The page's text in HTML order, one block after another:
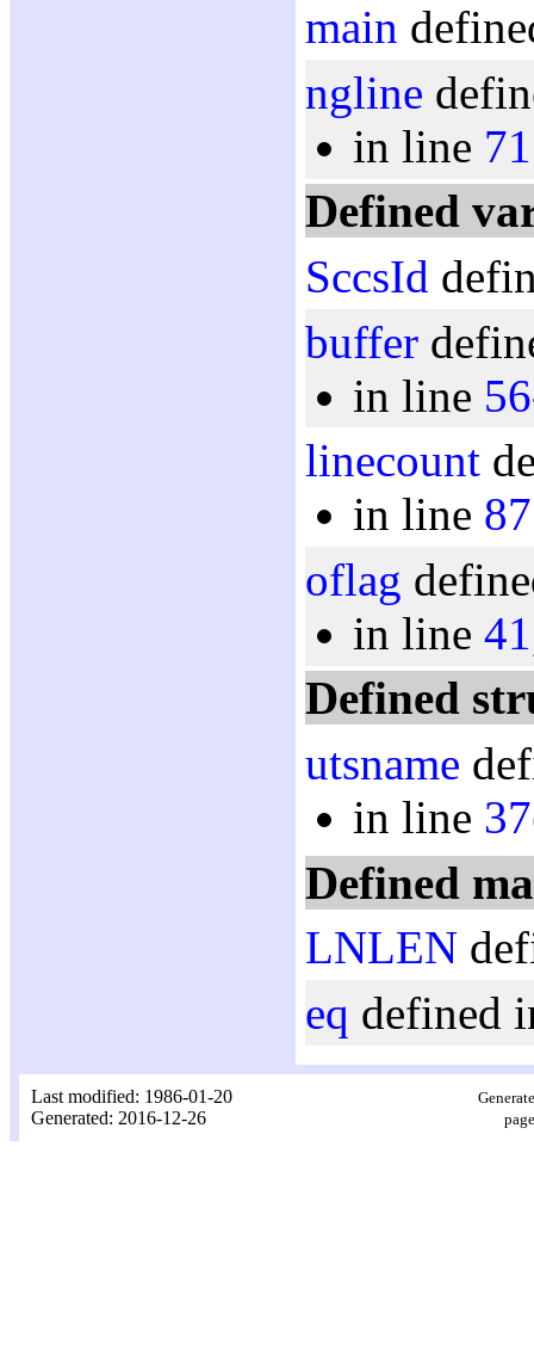
main
ngline
in line 71
Defined
SccsId
buffer
in line 56
linecount
in line 87
oflag
in line 41
Defined
utsname
in line 37
Defined
LNLEN
eq defined
Last modified: 1986-01-20
Generated: 2016-12-26